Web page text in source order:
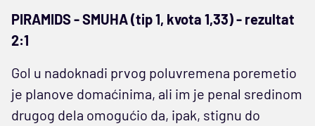
PIRAMIDS - SMUHA (tip 1, kvota 1,33) - rezultat
2:1
Gol u nadoknadi prvog poluvremena poremetio
je planove domaćinima, ali im je penal sredinom
drugog dela omogućio da, ipak, stignu do